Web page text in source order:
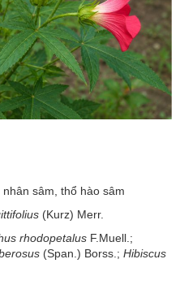
sâm, thổ hào sâm
(Kurz) Merr.
rhodopetalus F.Muell.;
(Span.) Borss.; Hibiscus